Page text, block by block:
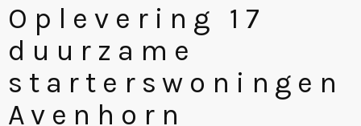
Oplevering 17
duurzame
starterswoningen
Avenhorn